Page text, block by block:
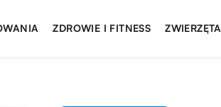
ZDROWIE I FITNESS ZWIERZĘTA